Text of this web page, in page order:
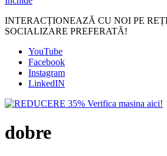
INTERACȚIONEAZĂ CU NOI PE
SOCIALIZARE PREFERATĂ!
YouTube
Facebook
Instagram
LinkedIN
dobre